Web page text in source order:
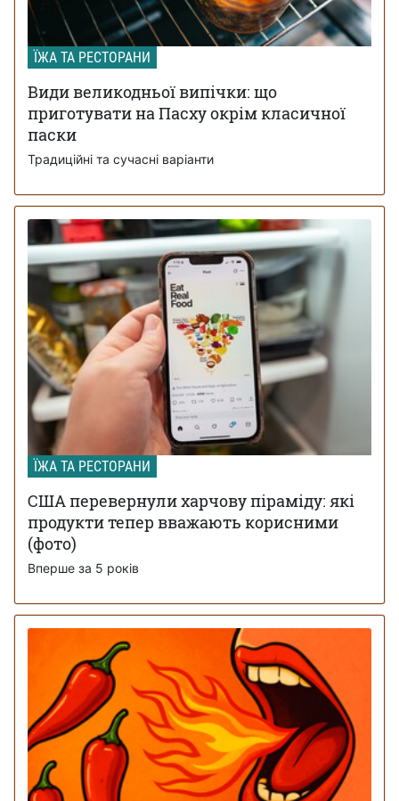
ЇЖА ТА РЕСТОРАНИ
Види великодньої випічки: що
приготувати на Пасху окрім класичної
паски
Традиційні та сучасні варіанти
ЇЖА ТА РЕСТОРАНИ
США перевернули харчову піраміду: які
продукти тепер вважають корисними
(фото)
Вперше за 5 років